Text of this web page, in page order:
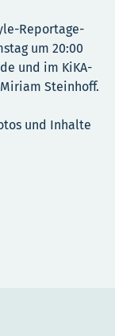
Reportage-
um 20:00
und im KiKA-
Steinhoff.
und Inhalte